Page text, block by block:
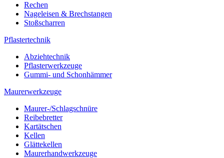
Rechen
Nageleisen & Brechstangen
Stoßscharren
Pflastertechnik
Abziehtechnik
Pflasterwerkzeuge
Gummi- und Schonhämmer
Maurerwerkzeuge
Maurer-/Schlagschnüre
Reibebretter
Kartätschen
Kellen
Glättekellen
Maurerhandwerkzeuge